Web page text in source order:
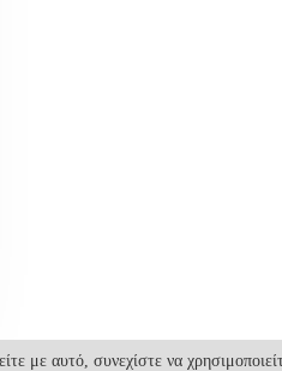
με αυτό, συνεχίστε να